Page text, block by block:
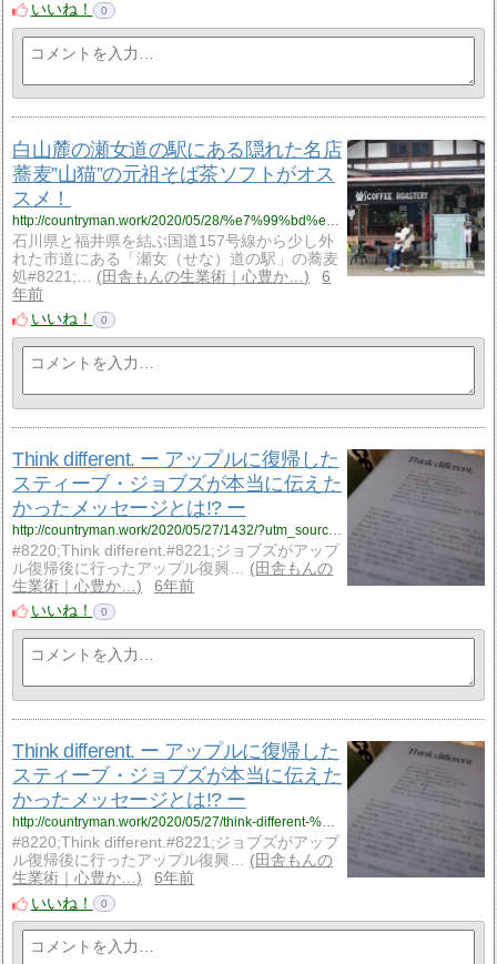
いいね！ 0
白山麓の瀬女道の駅にある隠れた名店
蕎麦”山猫”の元祖そば茶ソフトがオス
スメ！
http://countryman.work/2020/05/28/%e7%99%bd%e5%b1%b1%e9%ba%93%e3%81%ae%e7%80%ac%e5%a5%b3%e9%81%93%e3%81%ae%e9%a7%85%e3%81%ab%e3%81%82%e3%82%8b%e9%9a%a0%e3%82%8c%e3%81%9f%e5%90%8d%e5%ba%97-%e8%95%8e%e9%ba%a6%e5%b1%b1%e7%8c%ab/?utm_source=rss&utm_medium=rss&utm_campaign=%25e7%2599%25bd%25e5%25b1%25b1%25e9%25ba%2593%25e3%2581%25ae%25e7%2580%25ac%25e5%25a5%25b3%25e9%2581%2593%25e3%2581%25ae%25e9%25a7%2585%25e3%2581%25ab%25e3%2581%2582%25e3%2582%258b%25e9%259a%25a0%25e3%2582%258c%25e3%2581%259f%25e5%2590%258d%25e5%25ba%2597-%25e8%2595%258e%25e9%25ba%25a6%25e5%25b1%25b1%25e7%258c%25ab
石川県と福井県を結ぶ国道157号線から少し外
れた市道にある「瀬女（せな）道の駅」の蕎麦
処#8221;…
田舎もんの生業術｜心豊か…
6
年前
いいね！
0
Think different. ー アップルに復帰した
スティーブ・ジョブズが本当に伝えた
かったメッセージとは!? ー
http://countryman.work/2020/05/27/1432/?utm_source=rss&utm_medium=rss&utm_campaign=think-different-%25e3%2583%25bc-%25e3%2582%25a2%25e3%2583%2583%25e3%2583%2597%25e3%2583%25ab%25e3%2581%25ab%25e5%25be%25a9%25e5%25b8%25b0%25e3%2581%2597%25e3%2581%259f%25e3%2582%25b9%25e3%2583%2586%25e3%2582%25a3%25e3%2583%25bc%25e3%2583%2596%25e3%2583%25bb%25e3%2582%25b8%25e3%2583%25a7%25e3%2583%2596%25e3%2582%25ba
#8220;Think different.#8221;ジョブズがアップ
ル復帰後に行ったアップル復興…
田舎もんの
生業術｜心豊か…
6年前
いいね！
0
Think different. ー アップルに復帰した
スティーブ・ジョブズが本当に伝えた
かったメッセージとは!? ー
http://countryman.work/2020/05/27/think-different-%e3%83%bc-%e3%82%a2%e3%83%83%e3%83%97%e3%83%ab%e3%81%ab%e5%be%a9%e5%b8%b0%e3%81%97%e3%81%9f%e3%82%b9%e3%83%86%e3%82%a3%e3%83%bc%e3%83%96%e3%83%bb%e3%82%b8%e3%83%a7%e3%83%96%e3%82%ba/?utm_source=rss&utm_medium=rss&utm_campaign=think-different-%25e3%2583%25bc-%25e3%2582%25a2%25e3%2583%2583%25e3%2583%2597%25e3%2583%25ab%25e3%2581%25ab%25e5%25be%25a9%25e5%25b8%25b0%25e3%2581%2597%25e3%2581%259f%25e3%2582%25b9%25e3%2583%2586%25e3%2582%25a3%25e3%2583%25bc%25e3%2583%2596%25e3%2583%25bb%25e3%2582%25b8%25e3%2583%25a7%25e3%2583%2596%25e3%2582%25ba
#8220;Think different.#8221;ジョブズがアップ
ル復帰後に行ったアップル復興…
田舎もんの
生業術｜心豊か…
6年前
いいね！
0